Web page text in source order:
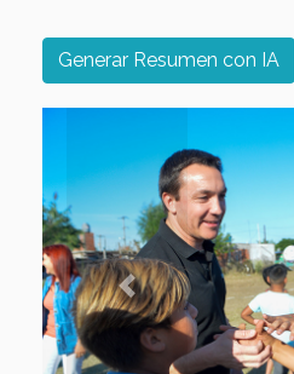
Generar Resumen con IA
Previous